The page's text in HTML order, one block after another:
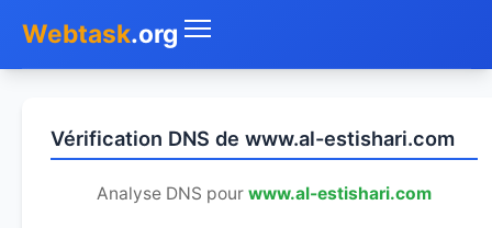
Webtask.org
Whois
Vérification DNS de www.al-estishari.com
Analyse DNS pour www.al-estishari.com